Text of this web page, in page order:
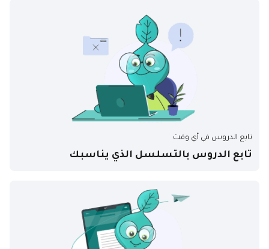
تابع الدروس في أي وقت
تابع الدروس بالتسلسل الذي يناسبك